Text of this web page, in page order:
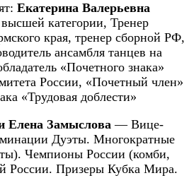
Екатерина Валерьевна
категории, Тренер
края, тренер сборной РФ,
ансамбля танцев на
«Почетного знака»
России, «Почетный член»
«Трудовая доблести»
Замыслова — Вице-
Дуэты. Многократные
Чемпионы России (комби,
России. Призеры Кубка Мира.